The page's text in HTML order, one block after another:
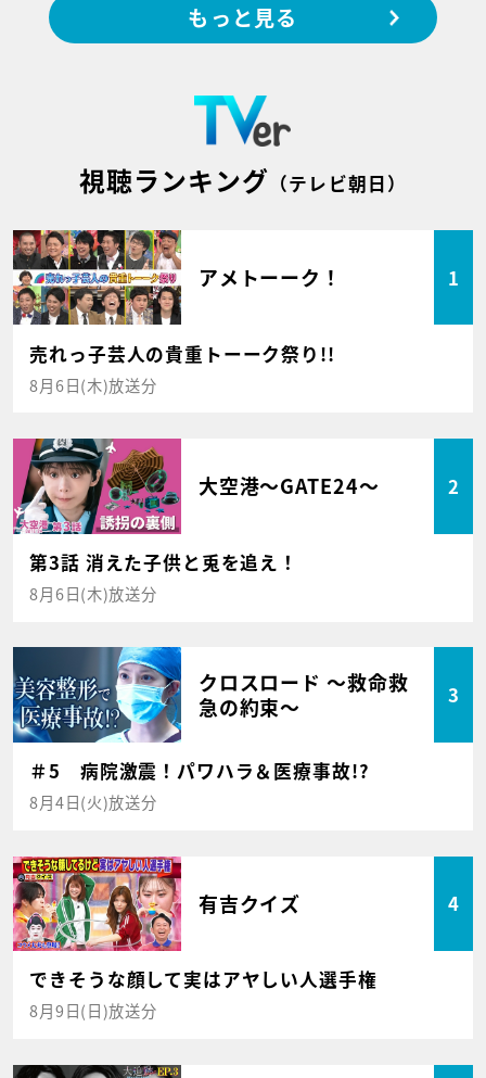
もっと見る
視聴ランキング （テレビ朝日）
アメトーーク！ 1
売れっ子芸人の貴重トーーク祭り!!
8月6日(木)放送分
大空港～GATE24～ 2
第3話 消えた子供と兎を追え！
8月6日(木)放送分
クロスロード ～救命救
急の約束～
3
＃5 病院激震！パワハラ＆医療事故!?
8月4日(火)放送分
有吉クイズ 4
できそうな顔して実はアヤしい人選手権
8月9日(日)放送分